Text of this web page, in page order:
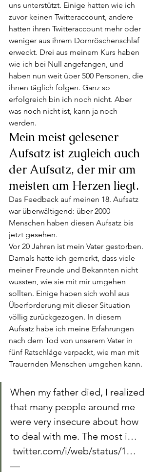
uns unterstützt. Einige hatten wie ich
zuvor keinen Twitteraccount, andere
hatten ihren Twitteraccount mehr oder
weniger aus ihrem Dornröschenschlaf
erweckt. Drei aus meinem Kurs haben
wie ich bei Null angefangen, und
haben nun weit über 500 Personen, die
ihnen täglich folgen. Ganz so
erfolgreich bin ich noch nicht. Aber
was noch nicht ist, kann ja noch
werden.
Mein meist gelesener
Aufsatz ist zugleich auch
der Aufsatz, der mir am
meisten am Herzen liegt.
Das Feedback auf meinen 18. Aufsatz
war überwältigend: über 2000
Menschen haben diesen Aufsatz bis
jetzt gesehen.
Vor 20 Jahren ist mein Vater gestorben.
Damals hatte ich gemerkt, dass viele
meiner Freunde und Bekannten nicht
wussten, wie sie mit mir umgehen
sollten. Einige haben sich wohl aus
Überforderung mit dieser Situation
völlig zurückgezogen. In diesem
Aufsatz habe ich meine Erfahrungen
nach dem Tod von unserem Vater in
fünf Ratschläge verpackt, wie man mit
Trauernden Menschen umgehen kann.
When my father died, I realized
that many people around me
were very insecure about how
to deal with me. The most i…
twitter.com/i/web/status/1…
—